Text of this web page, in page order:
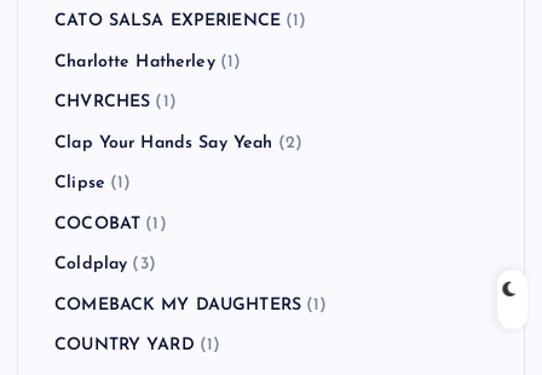
CATO SALSA EXPERIENCE (1)
Charlotte Hatherley(1)
CHVRCHES (1)
Clap Your Hands Say Yeah (2)
Clipse (1)
COCOBAT (1)
Coldplay (3)
COMEBACK MY DAUGHTERS (1)
COUNTRY YARD (1)